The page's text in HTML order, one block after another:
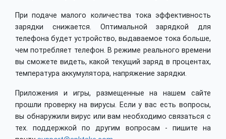
При подаче малого количества тока эффективность
зарядки снижается. Оптимальной зарядкой для
телефона будет устройство, выдаваемое тока больше,
чем потребляет телефон. В режиме реального времени
вы сможете видеть, какой текущий заряд в процентах,
температура аккумулятора, напряжение зарядки.
Приложения и игры, размещенные на нашем сайте
прошли проверку на вирусы. Если у вас есть вопросы,
вы обнаружили вирус или вам необходимо связаться с
тех. поддержкой по другим вопросам - пишите на